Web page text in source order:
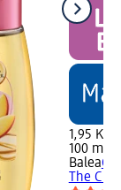
1,95 KM
100 ml
Balea
The